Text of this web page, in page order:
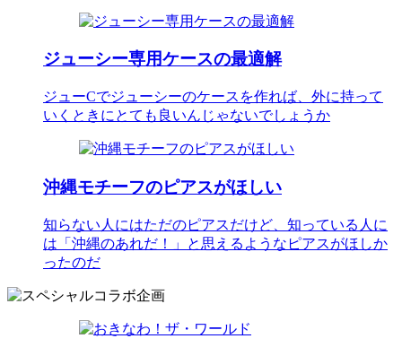
ジューシー専用ケースの最適解
ジューCでジューシーのケースを作れば、外に持って
いくときにとても良いんじゃないでしょうか
沖縄モチーフのピアスがほしい
知らない人にはただのピアスだけど、知っている人に
は「沖縄のあれだ！」と思えるようなピアスがほしか
ったのだ